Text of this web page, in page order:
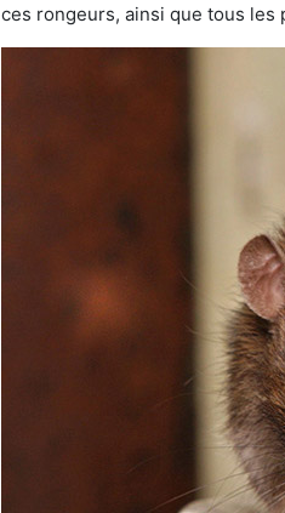
ces rongeurs, ainsi que tous